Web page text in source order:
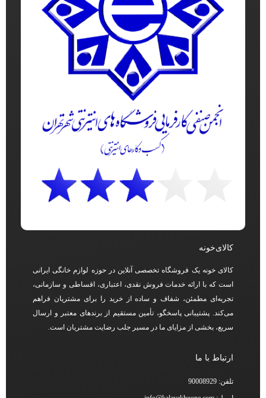
کالای‌خونه
کالای خونه یک فروشگاه تخصصی آنلاین در حوزه لوازم خانگی ایرانی
است که با ارائه خدمات فروش نقدی، اعتباری، اقساطی و سازمانی،
تجربه‌ای مطمئن، شفاف و ساده از خرید را برای مشتریان فراهم
می‌کند. پشتیبانی پاسخگو، تأمین مستقیم از برندهای معتبر و ارسال
سریع، بخشی از مزایای ما در مسیر جلب رضایت مشتریان است.
ارتباط با ما
تلفن: 90008929